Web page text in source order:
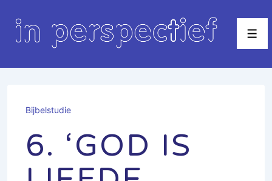
Doorgaan
naar
Bijbelstudie
6. ‘GOD IS